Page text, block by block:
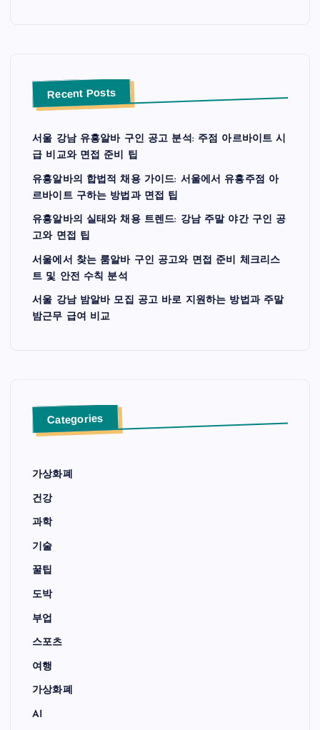
Recent Posts
서울 강남 유흥알바 구인 공고 분석: 주점 아르바이트 시
급 비교와 면접 준비 팁
유흥알바의 합법적 채용 가이드: 서울에서 유흥주점 아
르바이트 구하는 방법과 면접 팁
유흥알바의 실태와 채용 트렌드: 강남 주말 야간 구인 공
고와 면접 팁
서울에서 찾는 룸알바 구인 공고와 면접 준비 체크리스
트 및 안전 수칙 분석
서울 강남 밤알바 모집 공고 바로 지원하는 방법과 주말
밤근무 급여 비교
Categories
가상화폐
건강
과학
기술
꿀팁
도박
부업
스포츠
여행
가상화폐
AI